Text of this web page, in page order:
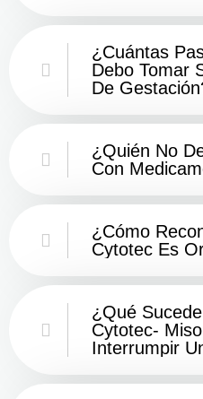
¿Cuántas
Debo Tomar
De
¿Quién No
Con
¿Cómo
Cytotec Es
¿Qué
Cytotec-
Interrumpir